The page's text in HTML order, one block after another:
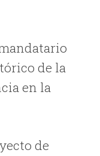
de la
en la
de